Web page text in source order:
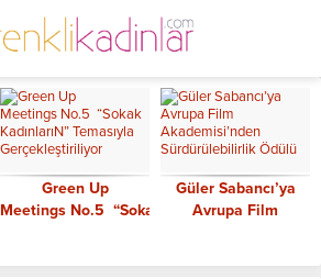
Green Up
Meetings No.5 “Sokak
Güler Sabancı’ya
Avrupa Film